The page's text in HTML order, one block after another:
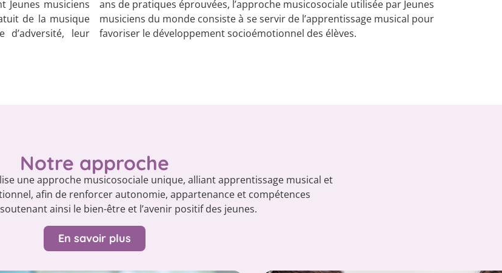
Jeunes musiciens
de la musique
d’adversité, leur
ans de pratiques éprouvées, l’approche musicosociale utilisée par Jeunes
musiciens du monde consiste à se servir de l’apprentissage musical pour
favoriser le développement socioémotionnel des élèves.
Notre approche
une approche musicosociale unique, alliant apprentissage musical et
afin de renforcer autonomie, appartenance et compétences
ainsi le bien-être et l’avenir positif des jeunes.
En savoir plus